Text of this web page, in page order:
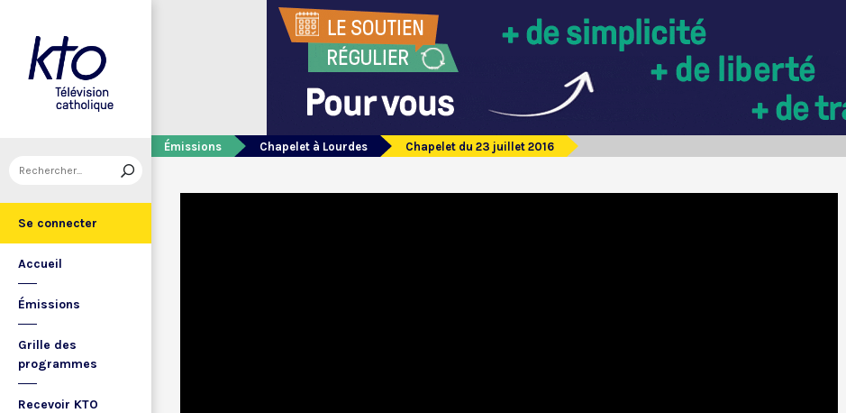
Se connecter
Accueil
Émissions
Grille des
programmes
Recevoir KTO
Émissions Chapelet à Lourdes Chapelet du 23 juillet 2016